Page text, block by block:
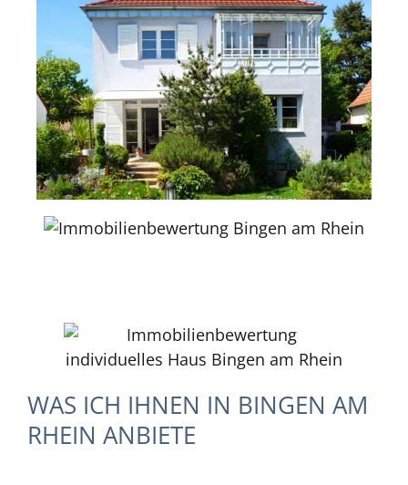
WAS ICH IHNEN IN BINGEN AM
RHEIN ANBIETE